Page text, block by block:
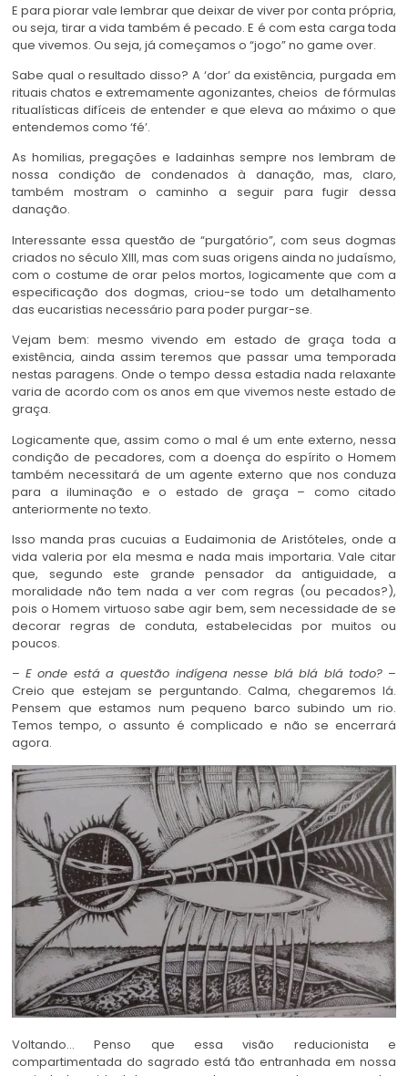
E para piorar vale lembrar que deixar de viver por conta própria,
ou seja, tirar a vida também é pecado. E é com esta carga toda
que vivemos. Ou seja, já começamos o “jogo” no game over.
Sabe qual o resultado disso? A ‘dor’ da existência, purgada em
rituais chatos e extremamente agonizantes, cheios de fórmulas
ritualísticas difíceis de entender e que eleva ao máximo o que
entendemos como ‘fé’.
As homilias, pregações e ladainhas sempre nos lembram de
nossa condição de condenados à danação, mas, claro,
também mostram o caminho a seguir para fugir dessa
danação.
Interessante essa questão de “purgatório”, com seus dogmas
criados no século XIII, mas com suas origens ainda no judaísmo,
com o costume de orar pelos mortos, logicamente que com a
especificação dos dogmas, criou-se todo um detalhamento
das eucaristias necessário para poder purgar-se.
Vejam bem: mesmo vivendo em estado de graça toda a
existência, ainda assim teremos que passar uma temporada
nestas paragens. Onde o tempo dessa estadia nada relaxante
varia de acordo com os anos em que vivemos neste estado de
graça.
Logicamente que, assim como o mal é um ente externo, nessa
condição de pecadores, com a doença do espírito o Homem
também necessitará de um agente externo que nos conduza
para a iluminação e o estado de graça – como citado
anteriormente no texto.
Isso manda pras cucuias a Eudaimonia de Aristóteles, onde a
vida valeria por ela mesma e nada mais importaria. Vale citar
que, segundo este grande pensador da antiguidade, a
moralidade não tem nada a ver com regras (ou pecados?),
pois o Homem virtuoso sabe agir bem, sem necessidade de se
decorar regras de conduta, estabelecidas por muitos ou
poucos.
– E onde está a questão indígena nesse blá blá blá todo? –
Creio que estejam se perguntando. Calma, chegaremos lá.
Pensem que estamos num pequeno barco subindo um rio.
Temos tempo, o assunto é complicado e não se encerrará
agora.
Voltando… Penso que essa visão reducionista e
compartimentada do sagrado está tão entranhada em nossa